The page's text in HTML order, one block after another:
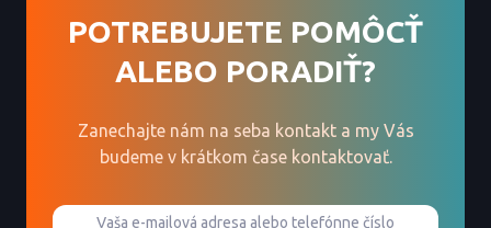
POTREBUJETE POMÔCŤ
ALEBO PORADIŤ?
Zanechajte nám na seba kontakt a my Vás
budeme v krátkom čase kontaktovať.